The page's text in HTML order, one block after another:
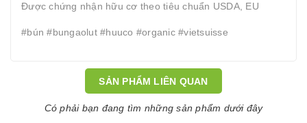
Được chứng nhận hữu cơ theo tiêu chuẩn USDA, EU
#bún #bungaolut #huuco #organic #vietsuisse
SẢN PHẨM LIÊN QUAN
Có phải bạn đang tìm những sản phẩm dưới đây